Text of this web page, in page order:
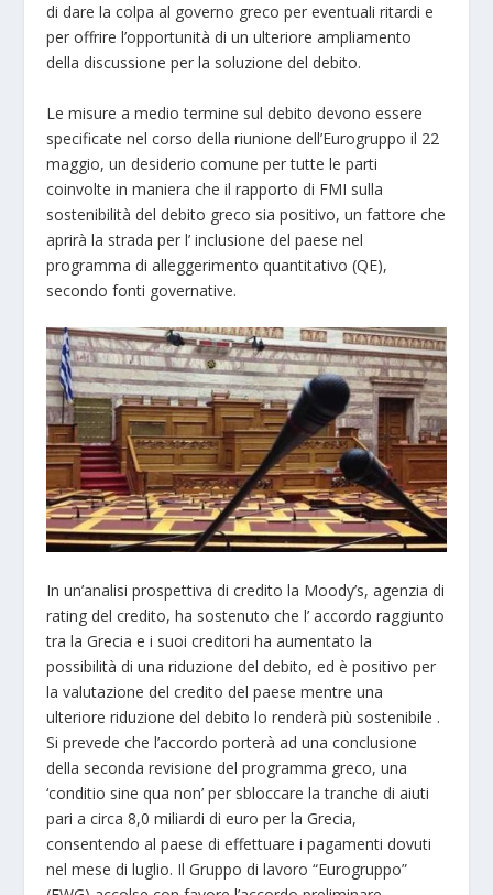
di dare la colpa al governo greco per eventuali ritardi e
per offrire l’opportunità di un ulteriore ampliamento
della discussione per la soluzione del debito.
Le misure a medio termine sul debito devono essere
specificate nel corso della riunione dell’Eurogruppo il 22
maggio, un desiderio comune per tutte le parti
coinvolte in maniera che il rapporto di FMI sulla
sostenibilità del debito greco sia positivo, un fattore che
aprirà la strada per l’ inclusione del paese nel
programma di alleggerimento quantitativo (QE),
secondo fonti governative.
In un’analisi prospettiva di credito la Moody’s, agenzia di
rating del credito, ha sostenuto che l’ accordo raggiunto
tra la Grecia e i suoi creditori ha aumentato la
possibilità di una riduzione del debito, ed è positivo per
la valutazione del credito del paese mentre una
ulteriore riduzione del debito lo renderà più sostenibile .
Si prevede che l’accordo porterà ad una conclusione
della seconda revisione del programma greco, una
‘conditio sine qua non’ per sbloccare la tranche di aiuti
pari a circa 8,0 miliardi di euro per la Grecia,
consentendo al paese di effettuare i pagamenti dovuti
nel mese di luglio. Il Gruppo di lavoro “Eurogruppo”